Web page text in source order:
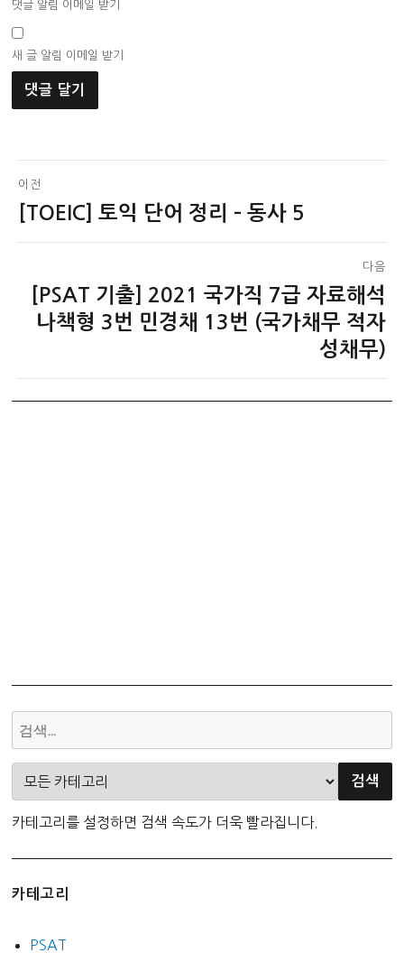
댓글 알림 이메일 받기
새 글 알림 이메일 받기
글
탐
이전
이[TOEIC] 토익 단어 정리 – 동사 5
다음
[PSAT 기출] 2021 국가직 7급 자료해석
나책형 3번 민경채 13번 (국가채무 적자
성채무)
카테고리를 설정하면 검색 속도가 더욱 빨라집니다.
카테고리
PSAT